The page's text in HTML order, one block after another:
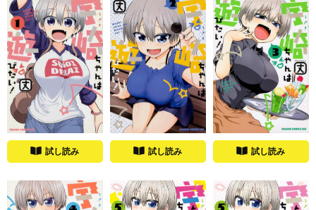
試し読み 試し読み 試し読み